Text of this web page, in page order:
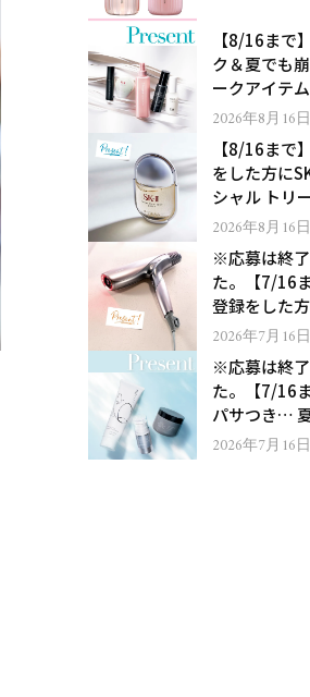
処！
【8/16まで
ク＆夏でも
ークアイテ
レゼント！
2026年8月16
で【8/16まで
をした方に
シャル トリートメント セラ
ムをプレゼ
2026年8月16
※応募は終
た。【7/16
登録をした
テのシャイ
ゼント！
2026年7月16
※応募は終
た。【7/16
パサつき…
消するヘア
2026年7月16